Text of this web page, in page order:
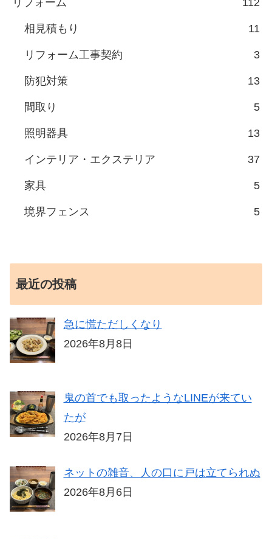
リフォーム 112
相見積もり 11
リフォーム工事契約 3
防犯対策 13
間取り 5
照明器具 13
インテリア・エクステリア 37
家具 5
境界フェンス 5
最近の投稿
急に慌ただしくなり
2026年8月8日
鬼の首でも取ったようなLINEが来てい
たが
2026年8月7日
ネットの雑音、人の口に戸は立てられぬ
2026年8月6日